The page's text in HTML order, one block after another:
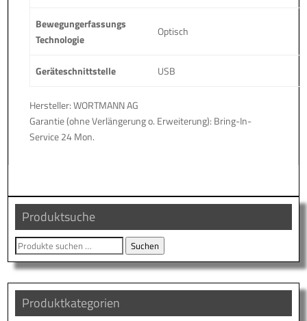
Bewegungerfassungs
Technologie
Optisch
Geräteschnittstelle USB
Hersteller: WORTMANN AG
Garantie (ohne Verlängerung o. Erweiterung): Bring-In-
Service 24 Mon.
Produktsuche
Suche
nach:
Suchen
Produktkategorien